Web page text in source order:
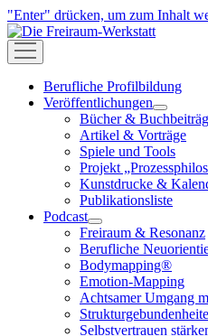
"Enter" drücken, um zum Inhalt
Die
Freiraum-
Werkstatt
open
menu
Berufliche Profilbildung
Veröffentlichungen
open
menu
Bücher &
Artikel & Vorträge
Spiele und Tools
Projekt
Kunstdrucke &
Publikationsliste
Podcast
open
menu
Freiraum & Resonanz
Berufliche
Bodymapping®
Emotion-Mapping
Achtsamer Umgang
Selbstvertrauen